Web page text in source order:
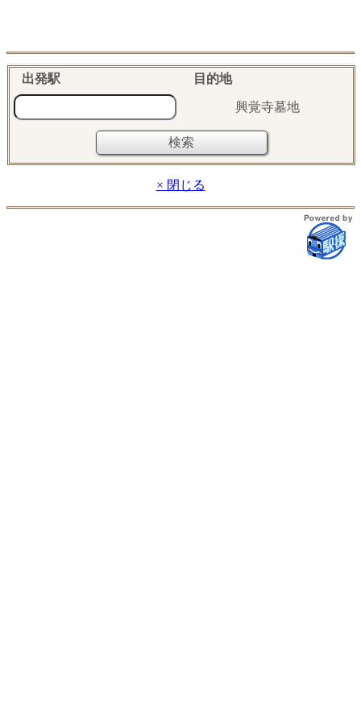
出発駅 目的地
興覚寺墓地
× 閉じる